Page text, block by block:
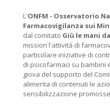
L'ONFM - Osservatorio
Farmacovigilanza sui
dal comitato Giù le mani
mission l'attività di
particolare iniziative di
di psicofarmaci su bambini
giova del supporto del
alimenta di contenuti le
sensibilizzazione